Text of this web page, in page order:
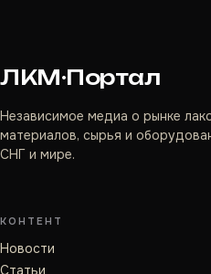
ЛКМ·Портал
Независимое медиа о рынке
материалов, сырья и
СНГ и мире.
КОНТЕНТ
Новости
Статьи